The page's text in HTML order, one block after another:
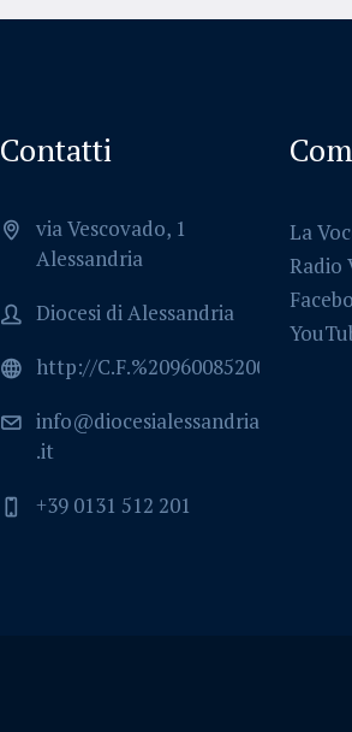
Contatti
via Vescovado, 1
Alessandria
Diocesi di Alessandria
http://C.F.%2096008520064
info@diocesialessandria
.it
+39 0131 512 201
La
Radio